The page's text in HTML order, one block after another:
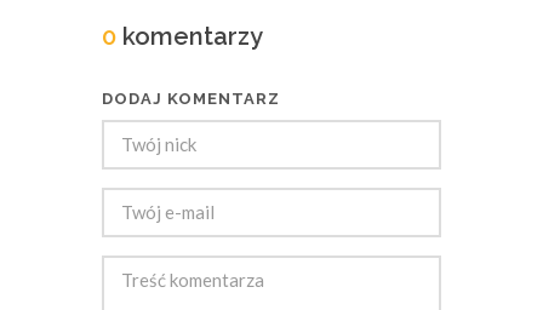
0 komentarzy
DODAJ KOMENTARZ